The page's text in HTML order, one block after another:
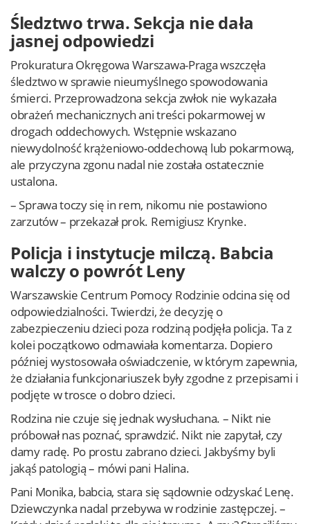
Śledztwo trwa. Sekcja nie dała
jasnej odpowiedzi
Prokuratura Okręgowa Warszawa-Praga wszczęła
śledztwo w sprawie nieumyślnego spowodowania
śmierci. Przeprowadzona sekcja zwłok nie wykazała
obrażeń mechanicznych ani treści pokarmowej w
drogach oddechowych. Wstępnie wskazano
niewydolność krążeniowo-oddechową lub pokarmową,
ale przyczyna zgonu nadal nie została ostatecznie
ustalona.
– Sprawa toczy się in rem, nikomu nie postawiono
zarzutów – przekazał prok. Remigiusz Krynke.
Policja i instytucje milczą. Babcia
walczy o powrót Leny
Warszawskie Centrum Pomocy Rodzinie odcina się od
odpowiedzialności. Twierdzi, że decyzję o
zabezpieczeniu dzieci poza rodziną podjęła policja. Ta z
kolei początkowo odmawiała komentarza. Dopiero
później wystosowała oświadczenie, w którym zapewnia,
że działania funkcjonariuszek były zgodne z przepisami i
podjęte w trosce o dobro dzieci.
Rodzina nie czuje się jednak wysłuchana. – Nikt nie
próbował nas poznać, sprawdzić. Nikt nie zapytał, czy
damy radę. Po prostu zabrano dzieci. Jakbyśmy byli
jakąś patologią – mówi pani Halina.
Pani Monika, babcia, stara się sądownie odzyskać Lenę.
Dziewczynka nadal przebywa w rodzinie zastępczej. –